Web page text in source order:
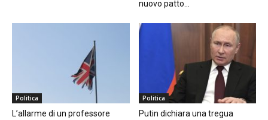
nuovo patto...
Politica
L’allarme di un professore
Politica
Putin dichiara una tregua